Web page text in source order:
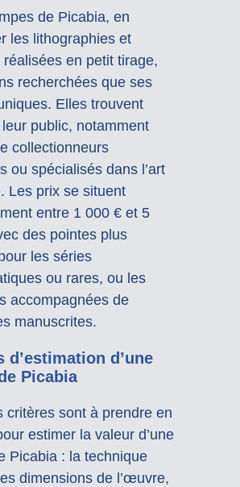
de Picabia, en
les lithographies et
en petit tirage,
recherchées que ses
Elles trouvent
public, notamment
collectionneurs
ou spécialisés dans l’art
Les prix se situent
entre 1 000 € et 5
des pointes plus
les séries
ou rares, ou les
accompagnées de
manuscrites.
d’estimation d’une
Picabia
critères sont à prendre en
estimer la valeur d’une
Picabia : la technique
dimensions de l’œuvre,